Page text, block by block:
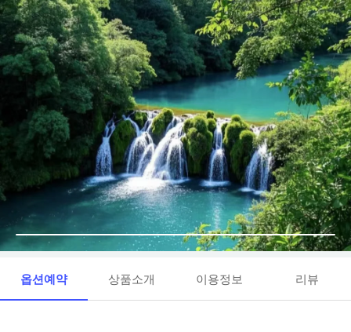
옵션예약 상품소개 이용정보 리뷰